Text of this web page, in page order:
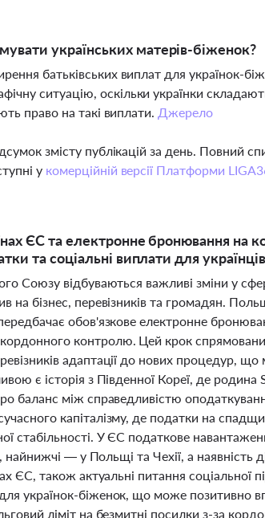
українських матерів-біженок?
батьківських виплат для українок-
ситуацію, оскільки українки
право на такі виплати. Джерело
змісту публікацій за день. Повний
у комерційній версії Платформи
ЄС та електронне бронювання на
та соціальні виплати для українців
Союзу відбуваються важливі зміни у
на бізнес, перевізників та громадян.
обов'язкове електронне
контролю. Цей крок
адаптації до нових процедур,
є історія з Південної Кореї, де
баланс між справедливістю
капіталізму, де податки на
стабільності. У ЄС податкове
найнижчі — у Польщі та Чехії, а
ЄС, також актуальні питання соціальної
українок-біженок, що може позитивно
ліміт на безмитні посилки з-за